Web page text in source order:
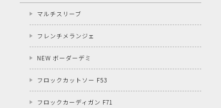
マルチスリーブ
フレンチメランジェ
NEW ボーダーデミ
フロックカットソー F53
フロックカーディガン F71